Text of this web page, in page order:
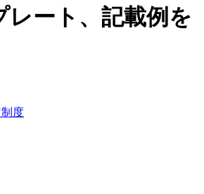
レート、記載例を
度